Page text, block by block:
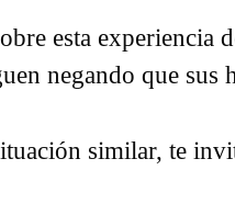
esta experiencia
negando que sus
similar, te